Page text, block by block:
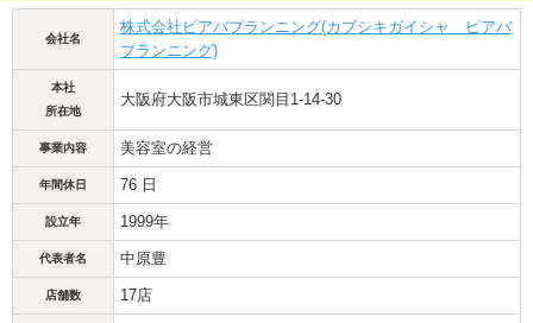
会社名
株式会社ピアバプランニング(カブシキガイシャ ピアバ
プランニング)
本社
所在地
大阪府大阪市城東区関目1-14-30
事業内容 美容室の経営
年間休日 76 日
設立年 1999年
代表者名 中原豊
店舗数 17店